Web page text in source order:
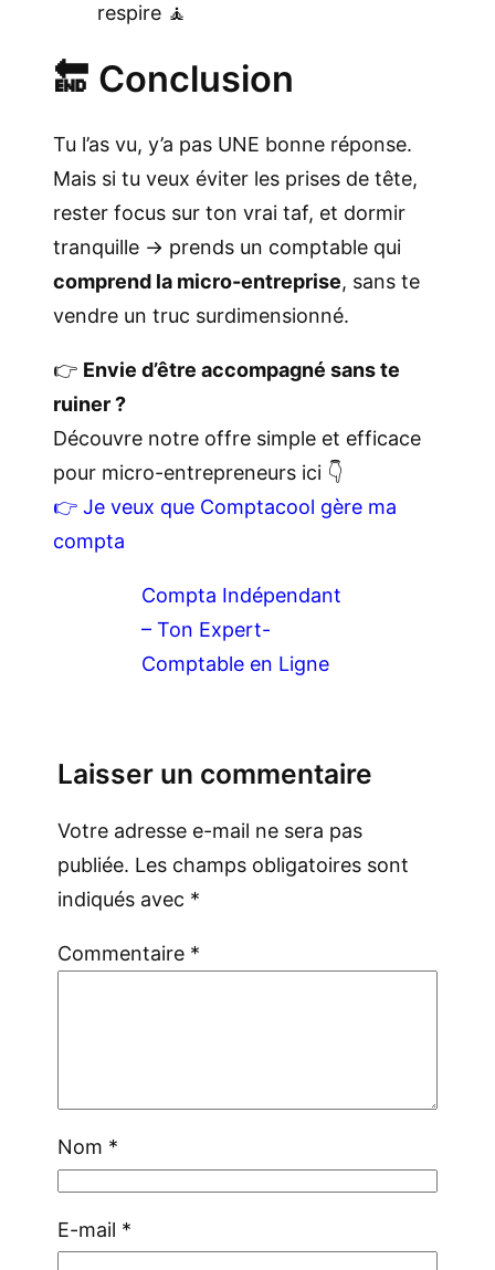
respire 🧘
🔚 Conclusion
Tu l’as vu, y’a pas UNE bonne réponse.
Mais si tu veux éviter les prises de tête,
rester focus sur ton vrai taf, et dormir
tranquille → prends un comptable qui
comprend la micro-entreprise, sans te
vendre un truc surdimensionné.
👉 Envie d’être accompagné sans te
ruiner ?
Découvre notre offre simple et efficace
pour micro-entrepreneurs ici 👇
👉 Je veux que Comptacool gère ma
compta
Compta Indépendant
– Ton Expert-
Comptable en Ligne
Laisser un commentaire
Votre adresse e-mail ne sera pas
publiée. Les champs obligatoires sont
indiqués avec *
Commentaire *
Nom *
E-mail *